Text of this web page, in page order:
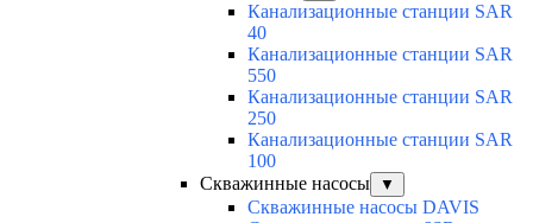
Канализационные станции SAR
40
Канализационные станции SAR
550
Канализационные станции SAR
250
Канализационные станции SAR
100
Скважинные насосы
▼
Скважинные насосы DAVIS